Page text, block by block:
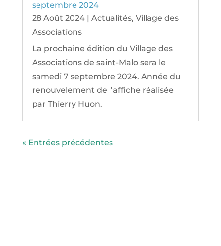
septembre 2024
28 Août 2024| Actualités, Village des
Associations
La prochaine édition du Village des
Associations de saint-Malo sera le
samedi 7 septembre 2024. Année du
renouvelement de l’affiche réalisée
par Thierry Huon.
« Entrées précédentes